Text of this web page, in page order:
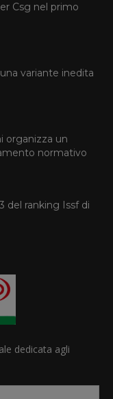
Csg nel primo
variante inedita
organizza un
normativo
del ranking Issf di
dedicata agli